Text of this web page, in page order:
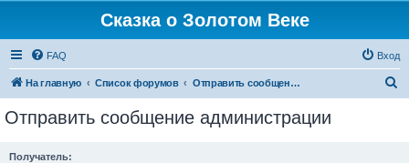
Сказка о Золотом Веке
FAQ Вход
На главную Список форумов Отправить сообщение администрации
Отправить сообщение администрации
Получатель: